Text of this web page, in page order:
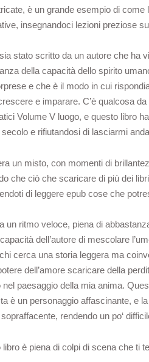
è un grande esempio di
insegnandoci lezioni preziose
stato scritto da un autore che ha
della capacità dello spirito
e che è il modo in cui
e imparare. C’è qualcosa
Volume V luogo, e questo libro
e rifiutandosi di lasciarmi
un misto, con momenti di
che ciò che scaricare di più dei
di leggere epub cose che
un ritmo veloce, piena di
dell’autore di mescolare
cerca una storia leggera ma
dell’amore scaricare della
paesaggio della mia anima.
è un personaggio affascinante, e
rendendo un po‘
è piena di colpi di scena che ti